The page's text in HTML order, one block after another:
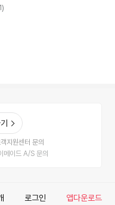
지원센터 문의
메이드 A/S 문의
로그인 앱다운로드